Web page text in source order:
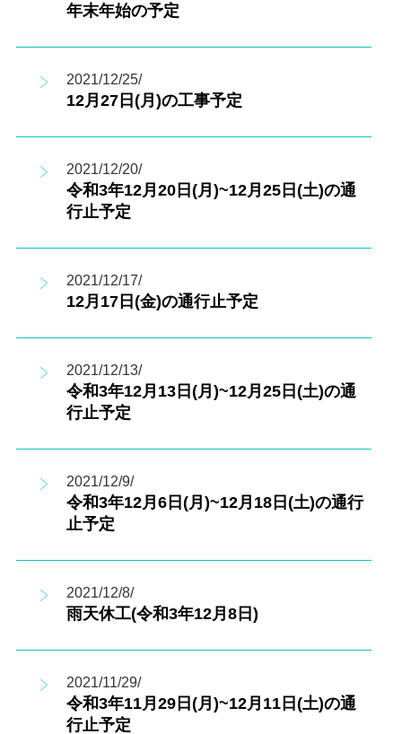
年末年始の予定
2021/12/25/
12月27日(月)の工事予定
2021/12/20/
令和3年12月20日(月)~12月25日(土)の通
行止予定
2021/12/17/
12月17日(金)の通行止予定
2021/12/13/
令和3年12月13日(月)~12月25日(土)の通
行止予定
2021/12/9/
令和3年12月6日(月)~12月18日(土)の通行
止予定
2021/12/8/
雨天休工(令和3年12月8日)
2021/11/29/
令和3年11月29日(月)~12月11日(土)の通
行止予定